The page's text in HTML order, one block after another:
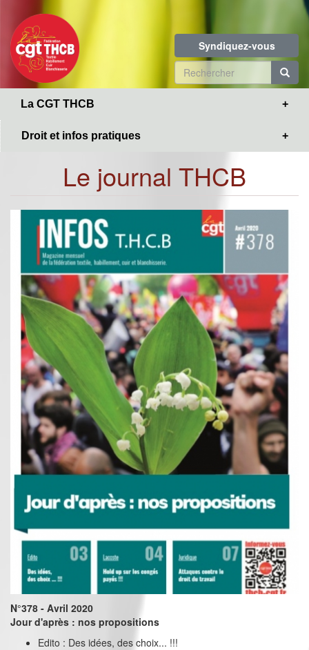
contenu
principal
Syndiquez-vous
Formulaire
de
La CGT THCB
Droit et infos pratiques
Le journal THCB
N°378 - Avril 2020
Jour d'après : nos propositions
Edito : Des idées, des choix... !!!